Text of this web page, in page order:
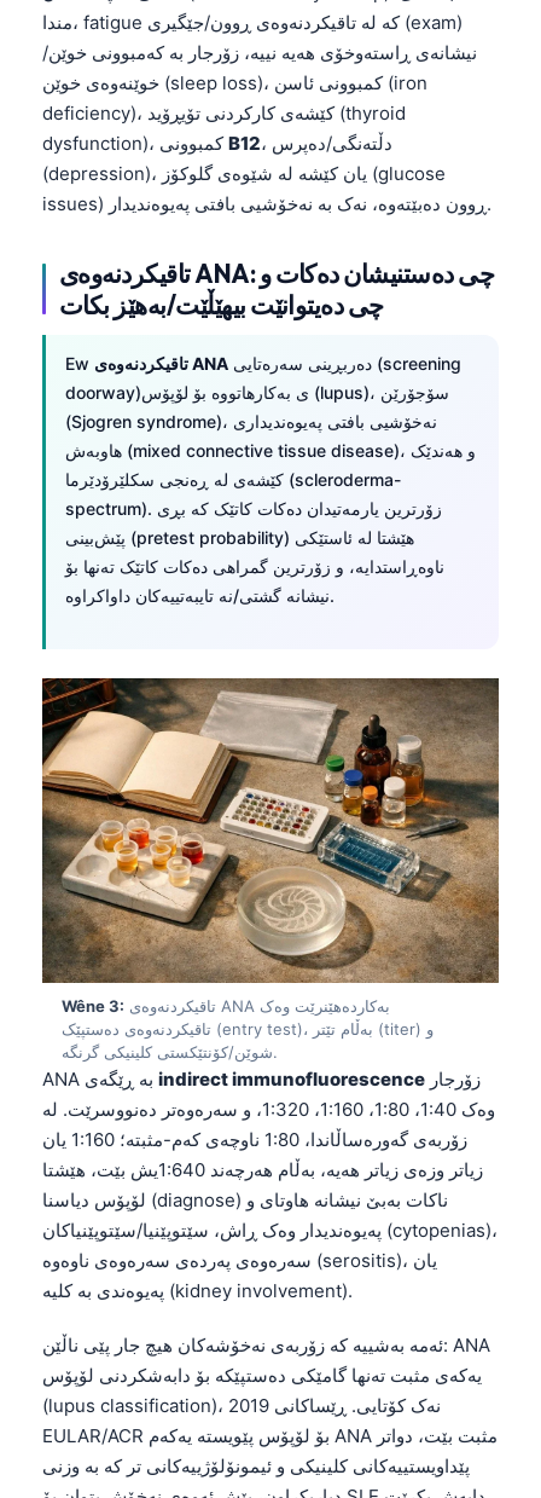
مندا، fatigue کە لە تاقیکردنەوەی ڕوون/جێگیری (exam)
نیشانەی ڕاستەوخۆی هەیە نییە، زۆرجار بە کەمبوونی خوێن/
خوێنەوەی خوێن (sleep loss)، کمبوونی ئاسن (iron
deficiency)، کێشەی کارکردنی تۆیڕۆید (thyroid
dysfunction)، کمبوونیB12، دڵتەنگی/دەپرس
(depression)، یان کێشە لە شێوەی گلوکۆز (glucose
issues) ڕوون دەبێتەوە، نەک بە نەخۆشیی بافتی پەیوەندیدار.
تاقیکردنەوەی ANA: چی دەستنیشان دەکات و
چی دەیتوانێت بیهێڵێت/بەهێز بکات
Ew تاقیکردنەوەی ANA
doorway)ی بەکارهاتووە بۆ لۆپۆس (lupus)، سۆجۆرێن
(Sjogren syndrome)، نەخۆشیی بافتی پەیوەندیداری
هاوبەش (mixed connective tissue disease)، و هەندێک
کێشەی لە ڕەنجی سکلێرۆدێرما (scleroderma-
spectrum). زۆرترین یارمەتیدان دەکات کاتێک کە بڕی
پێش‌بینی (pretest probability) هێشتا لە ئاستێکی
ناوەڕاستدايە، و زۆرترین گمراهی دەکات کاتێک تەنها بۆ
نیشانە گشتی/نە تایبەتییەکان داواکراوە.
Wêne 3:
تاقیکردنەوەی دەستپێک (entry test)، بەڵام تێتر (titer) و
شوێن/کۆنتێکستی کلینیکی گرنگە.
indirect immunofluorescence
وەک 1:40، 1:80، 1:160، 1:320، و سەرەوەتر دەنووسرێت. لە
زۆربەی گەورەساڵاندا، 1:80 ناوچەی کەم-مثبتە؛ 1:160 یان
زیاتر وزەی زیاتر هەیە، بەڵام هەرچەند 1:640یش بێت، هێشتا
لۆپۆس دیاسنا (diagnose) ناکات بەبێ نیشانە هاوتای و
پەیوەندیدار وەک ڕاش، سێتوپێنیا/سێتوپێنیاکان (cytopenias)،
سەرەوەی پەردەی سەرەوەی ناوەوە (serositis)، یان
پەیوەندی بە کلیە (kidney involvement).
ئەمە بەشییە کە زۆربەی نەخۆشەکان هیچ جار پێی ناڵێن: ANA
یەکەی مثبت تەنها گامێکی دەستپێکە بۆ دابەشکردنی لۆپۆس
(lupus classification)، نەک کۆتایی. ڕێساکانی 2019
EULAR/ACR بۆ لۆپۆس پێویستە یەکەم ANA مثبت بێت، دواتر
پێداویستییەکانی کلینیکی و ئیمونۆلۆژییەکانی تر کە بە وزنی